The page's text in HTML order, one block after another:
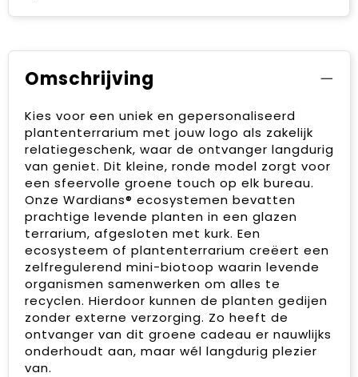
Omschrijving
Kies voor een uniek en gepersonaliseerd
plantenterrarium met jouw logo als zakelijk
relatiegeschenk, waar de ontvanger langdurig
van geniet. Dit kleine, ronde model zorgt voor
een sfeervolle groene touch op elk bureau.
Onze Wardians® ecosystemen bevatten
prachtige levende planten in een glazen
terrarium, afgesloten met kurk. Een
ecosysteem of plantenterrarium creëert een
zelfregulerend mini-biotoop waarin levende
organismen samenwerken om alles te
recyclen. Hierdoor kunnen de planten gedijen
zonder externe verzorging. Zo heeft de
ontvanger van dit groene cadeau er nauwlijks
onderhoudt aan, maar wél langdurig plezier
van.